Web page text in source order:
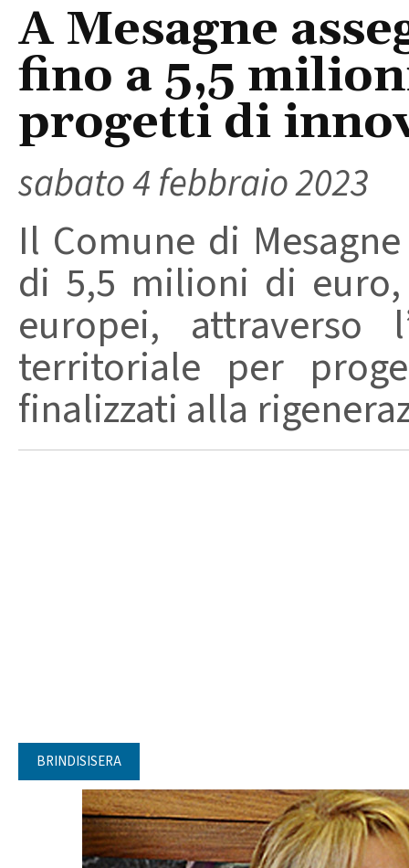
A Mesagne
fino a 5,5
progetti di
sabato 4 febbraio 2023
Il Comune di
di 5,5 milioni di
europei, attraverso
territoriale per
finalizzati alla
BRINDISISERA